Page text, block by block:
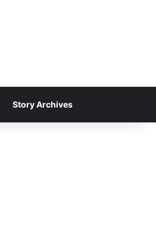
Story Archives